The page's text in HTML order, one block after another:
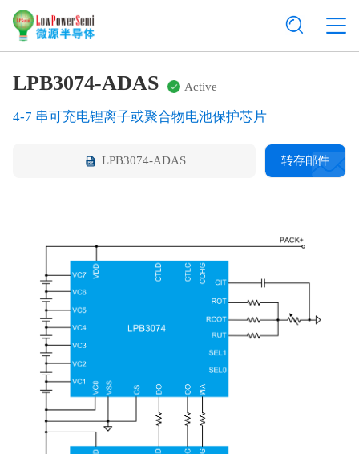
LPB3074-ADAS Active
4-7 串可充电锂离子或聚合物电池保护芯片
LPB3074-ADAS 转存邮件